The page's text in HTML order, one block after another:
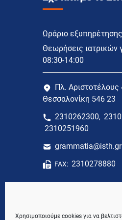
Χρησιμοποιούμε cookies για να
Ωράριο
Θεωρήσεις
08:30-14:00
Πλ. Αριστοτέλους
Θεσσαλονίκη 546 23
2310262300,
2310251960
grammatia@isth.gr
FAX: 2310278880